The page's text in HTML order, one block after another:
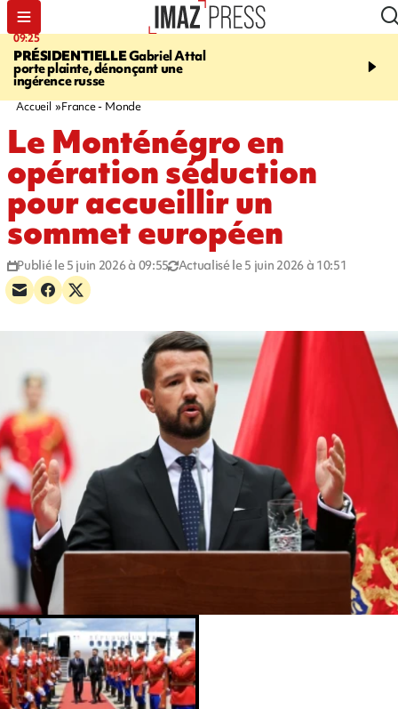
09:25
PRÉSIDENTIELLEGabriel Attal
porte plainte, dénonçant une
ingérence russe
11:43
accident après le virage
Accueil France - Monde
Le Monténégro en
opération séduction
pour accueillir un
sommet européen
Publié le 5 juin 2026 à 09:55 Actualisé le 5 juin 2026 à 10:51